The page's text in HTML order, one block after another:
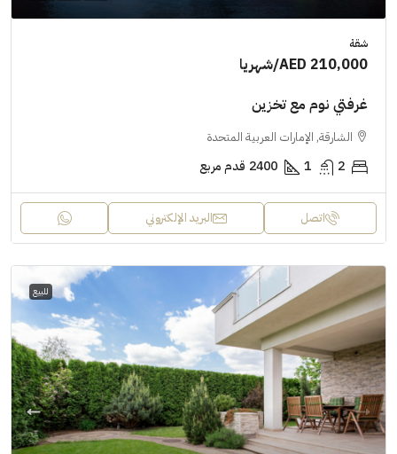
شقة
AED 210,000/شهريا
غرفتي نوم مع تخزين
الشارقة, الإمارات العربية المتحدة
2
1
2400 قدم مربع
اتصل البريد الإلكتروني
للبيع